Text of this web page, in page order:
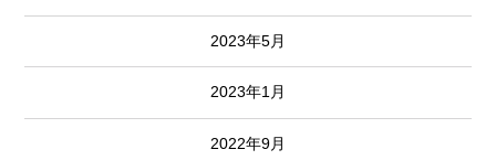
2023年5月
2023年1月
2022年9月